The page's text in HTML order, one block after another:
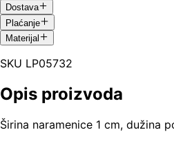
Dostava
Plaćanje
Materijal
SKU LP05732
Opis proizvoda
Širina naramenice 1 cm, dužina